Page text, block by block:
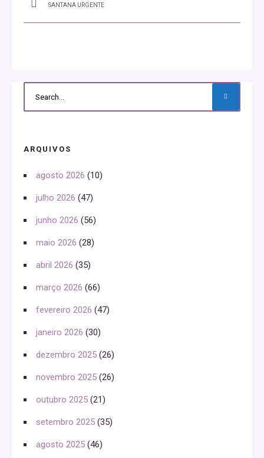
SANTANA URGENTE
ARQUIVOS
agosto 2026 (10)
julho 2026 (47)
junho 2026 (56)
maio 2026 (28)
abril 2026 (35)
março 2026 (66)
fevereiro 2026 (47)
janeiro 2026 (30)
dezembro 2025 (26)
novembro 2025 (26)
outubro 2025 (21)
setembro 2025 (35)
agosto 2025 (46)